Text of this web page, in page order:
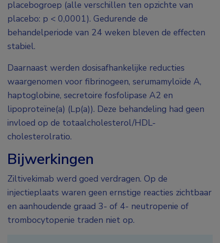
placebogroep (alle verschillen ten opzichte van
placebo: p < 0,0001). Gedurende de
behandelperiode van 24 weken bleven de effecten
stabiel.
Daarnaast werden dosisafhankelijke reducties
waargenomen voor fibrinogeen, serumamyloïde A,
haptoglobine, secretoire fosfolipase A2 en
lipoproteïne(a) (Lp(a)). Deze behandeling had geen
invloed op de totaalcholesterol/HDL-
cholesterolratio.
Bijwerkingen
Ziltivekimab werd goed verdragen. Op de
injectieplaats waren geen ernstige reacties zichtbaar
en aanhoudende graad 3- of 4- neutropenie of
trombocytopenie traden niet op.